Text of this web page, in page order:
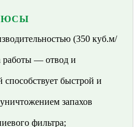
(350 куб.м/
работы — отвод и
способствует быстрой и
запахов
фильтра;